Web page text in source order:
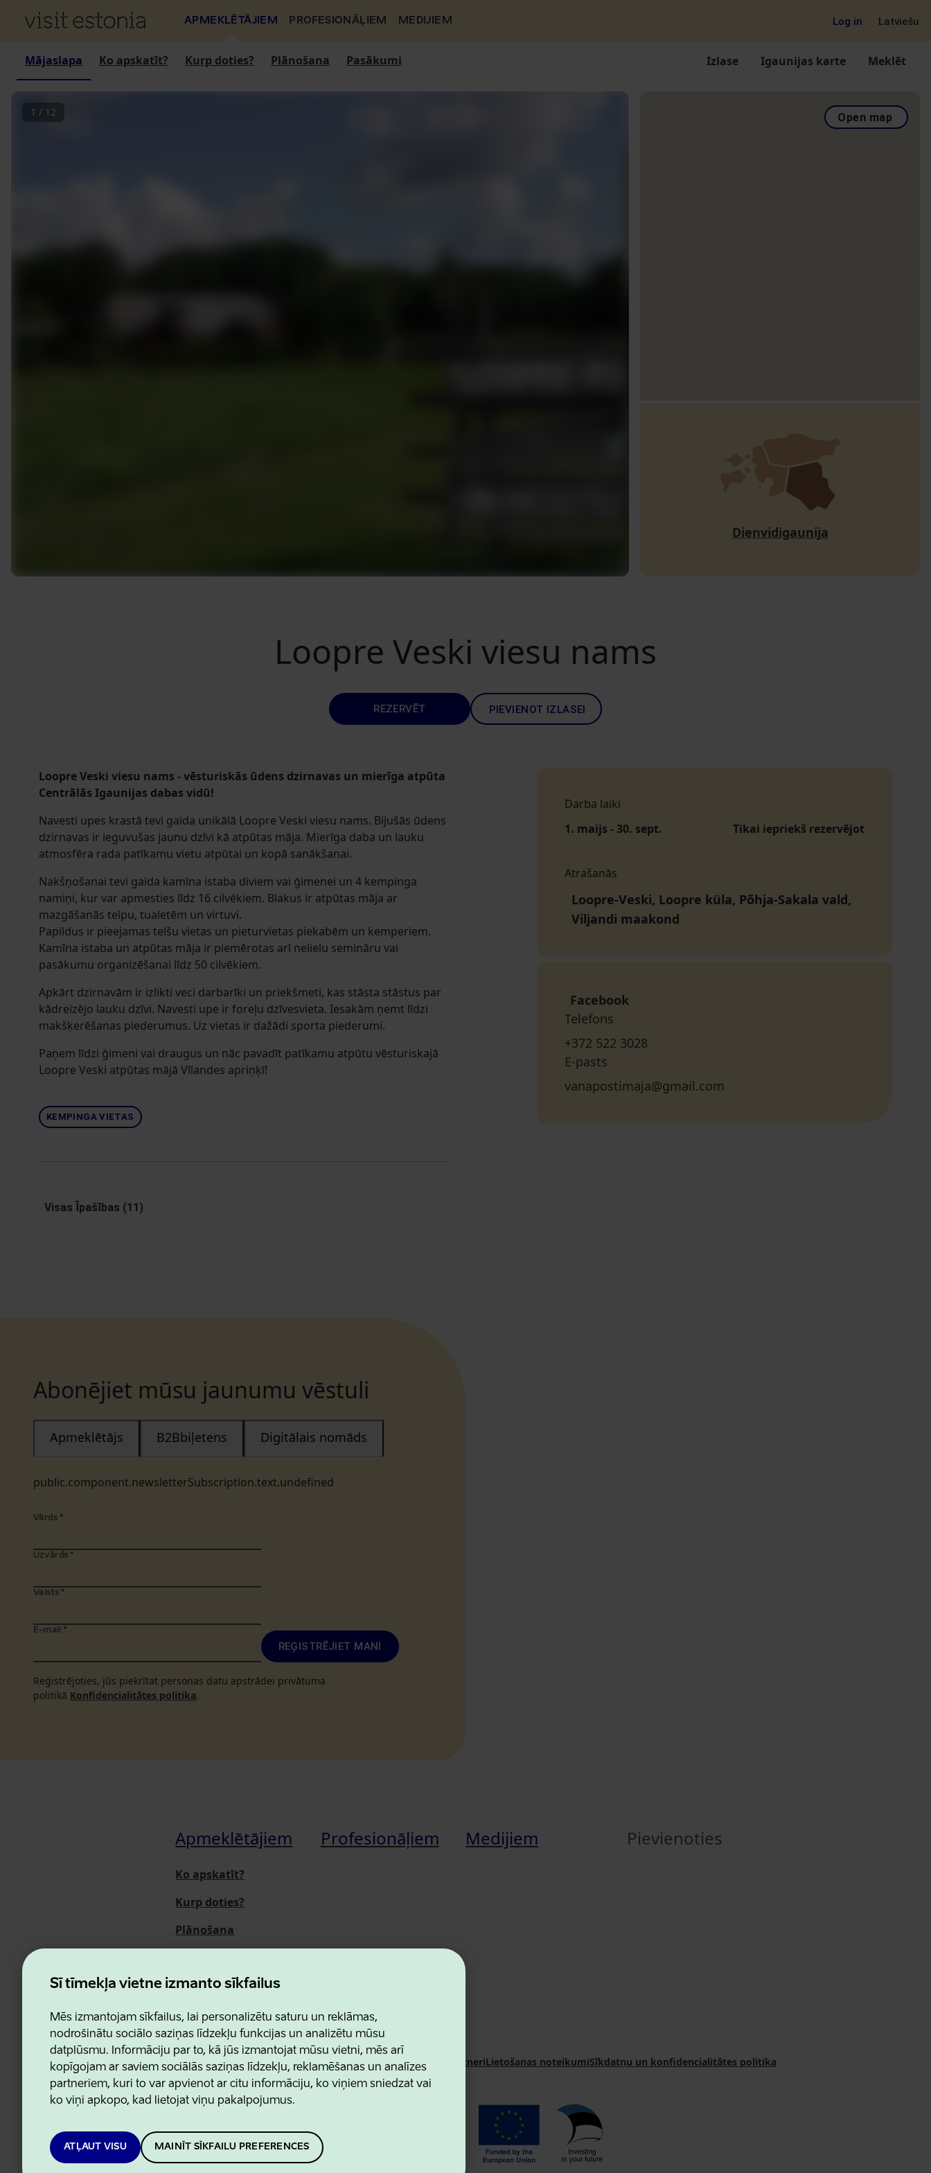
Šī tīmekļa vietne izmanto sīkfailus
Mēs izmantojam sīkfailus, lai personalizētu saturu un reklāmas,
nodrošinātu sociālo saziņas līdzekļu funkcijas un analizētu mūsu
datplūsmu. Informāciju par to, kā jūs izmantojat mūsu vietni, mēs arī
kopīgojam ar saviem sociālās saziņas līdzekļu, reklamēšanas un analīzes
partneriem, kuri to var apvienot ar citu informāciju, ko viņiem sniedzat vai
ko viņi apkopo, kad lietojat viņu pakalpojumus.
ATĻAUT VISU MAINĪT SĪKFAILU PREFERENCES
APMEKLĒTĀJIEM PROFESIONĀĻIEM MEDIJIEM Log in Latviešu
Mājaslapa Ko apskatīt? Kurp doties? Plānošana Pasākumi Izlase Igaunijas karte Meklēt
1 / 12 Open map
Dienvidigaunija
Loopre Veski viesu nams
REZERVĒT PIEVIENOT IZLASEI
Loopre Veski viesu nams - vēsturiskās ūdens dzirnavas un mierīga atpūta
Centrālās Igaunijas dabas vidū!
Navesti upes krastā tevi gaida unikālā Loopre Veski viesu nams. Bijušās ūdens
dzirnavas ir ieguvušas jaunu dzīvi kā atpūtas māja. Mierīga daba un lauku
atmosfēra rada patīkamu vietu atpūtai un kopā sanākšanai.
Nakšņošanai tevi gaida kamīna istaba diviem vai ģimenei un 4 kempinga
namiņi, kur var apmesties līdz 16 cilvēkiem. Blakus ir atpūtas māja ar
mazgāšanās telpu, tualetēm un virtuvi.
Papildus ir pieejamas telšu vietas un pieturvietas piekabēm un kemperiem.
Kamīna istaba un atpūtas māja ir piemērotas arī nelielu semināru vai
pasākumu organizēšanai līdz 50 cilvēkiem.
Apkārt dzirnavām ir izlikti veci darbarīki un priekšmeti, kas stāsta stāstus par
kādreizējo lauku dzīvi. Navesti upe ir foreļu dzīvesvieta. Iesakām ņemt līdzi
makšķerēšanas piederumus. Uz vietas ir dažādi sporta piederumi.
Paņem līdzi ģimeni vai draugus un nāc pavadīt patīkamu atpūtu vēsturiskajā
Loopre Veski atpūtas mājā Vīlandes apriņķī!
KEMPINGA VIETAS
Visas Īpašības (11)
Darba laiki
1. maijs - 30. sept.
Tikai iepriekš rezervējot
Atrašanās
Loopre-Veski, Loopre küla, Põhja-Sakala vald,
Viljandi maakond
Facebook
Telefons
+372 522 3028
E-pasts
vanapostimaja@gmail.com
Abonējiet mūsu jaunumu vēstuli
public.component.newsletterSubscription.text.undefined
Apmeklētājs B2Bbiļetens Digitālais nomāds
Vārds *
Uzvārds *
Valsts *
E-mail *
REĢISTRĒJIET MANI
Reģistrējoties, jūs piekrītat personas datu apstrādei privātuma
politikā Konfidencialitātes politika.
Apmeklētājiem
Ko apskatīt?
Kurp doties?
Plānošana
Par mums
Profesionāļiem Medijiem Pievienoties
Estonian Business and Innovation AgencyKontaktiSadarbības partneriLietošanas noteikumiSīkdatņu un konfidencialitātes politika